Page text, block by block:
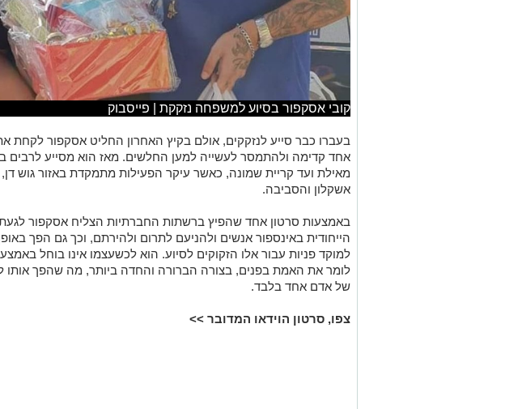
קובי אסקפור בסיוע למשפחה נזקקת | פייסבוק
בעברו כבר סייע לנזקקים, אולם בקיץ האחרון החליט אסקפור לקחת
אחד קדימה ולהתמסר לעשייה למען החלשים. מאז הוא מסייע לרבים
מאילת ועד קריית שמונה, כאשר עיקר הפעילות מתמקדת באזור גוש
אשקלון והסביבה.
באמצעות סרטון אחד שהפיץ ברשתות החברתיות הצליח אסקפור
הייחודית באינספור אנשים ולהניעם לתרום ולהירתם, וכך גם הפך באופן
למוקד פניות עבור אלו הזקוקים לסיוע. הוא לכשעצמו אינו בוחל
לומר את האמת בפנים, בצורה הברורה והחדה ביותר, מה שהפך אותו
של אדם אחד בלבד.
צפו, סרטון הוידאו המדובר >>